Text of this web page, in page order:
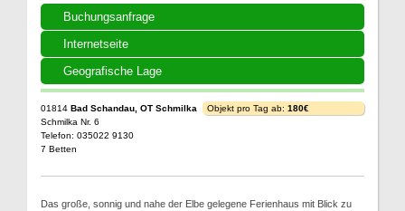
Buchungsanfrage
Internetseite
Geografische Lage
01814 Bad Schandau, OT Schmilka
Schmilka Nr. 6
Telefon: 035022 9130
7 Betten
Objekt pro Tag ab: 180€
Das große, sonnig und nahe der Elbe gelegene Ferienhaus mit Blick zu